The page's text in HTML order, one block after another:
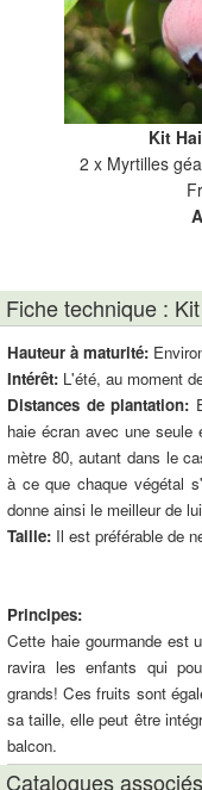
Kit
2 x Myrtilles
Fiche technique :
Hauteur à maturité:
Intérêt: L'été, au moment
Distances de plantation:
haie écran avec une
mètre 80, autant dans le
à ce que chaque végétal
donne ainsi le meilleur de
Taille: Il est préférable de
Principes:
Cette haie gourmande est
ravira les enfants qui
grands! Ces fruits sont
sa taille, elle peut être
balcon.
Catalogues